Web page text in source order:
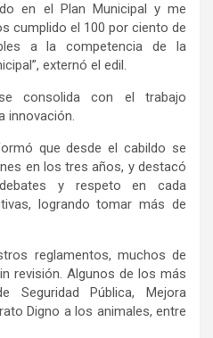
en el Plan Municipal y me
cumplido el 100 por ciento de
a la competencia de la
externó el edil.
consolida con el trabajo
innovación.
que desde el cabildo se
en los tres años, y destacó
y respeto en cada
logrando tomar más de
reglamentos, muchos de
revisión. Algunos de los más
Seguridad Pública, Mejora
Digno a los animales, entre